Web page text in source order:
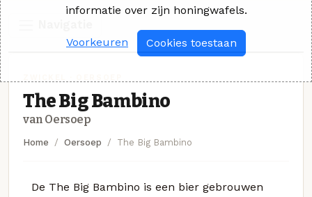
The Big Bambino
van Oersoep
Home Oersoep The Big Bambino
De The Big Bambino is een bier gebrouwen
informatie over zijn honingwafels.
Voorkeuren Cookies toestaan